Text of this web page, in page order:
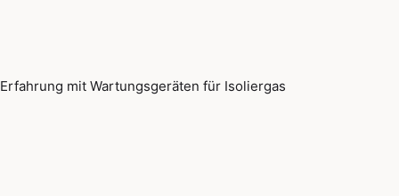
Erfahrung mit Wartungsgeräten für Isoliergas